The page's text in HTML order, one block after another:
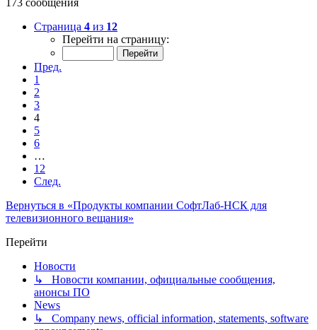
173 сообщения
Страница 4 из 12
Перейти на страницу:
Пред.
1
2
3
4
5
6
…
12
След.
Вернуться в «Продукты компании СофтЛаб-НСК для
телевизионного вещания»
Перейти
Новости
↳ Новости компании, официальные сообщения,
анонсы ПО
News
↳ Company news, official information, statements, software